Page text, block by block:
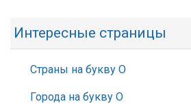
Интересные страницы
Страны на букву О
Города на букву О